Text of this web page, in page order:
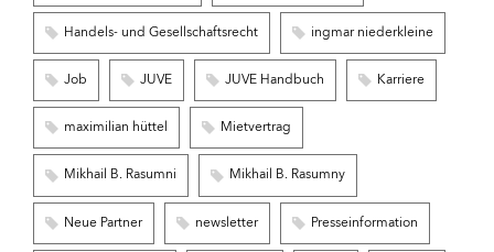
Handels- und Gesellschaftsrecht ingmar niederkleine
Job JUVE JUVE Handbuch Karriere
maximilian hüttel Mietvertrag
Mikhail B. Rasumni Mikhail B. Rasumny
Neue Partner newsletter Presseinformation